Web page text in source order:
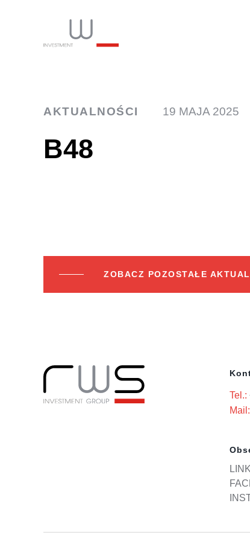
AKTUALNOŚCI 19 MAJA 2025
B48
ZOBACZ POZOSTAŁE
Tel.:
Mail: